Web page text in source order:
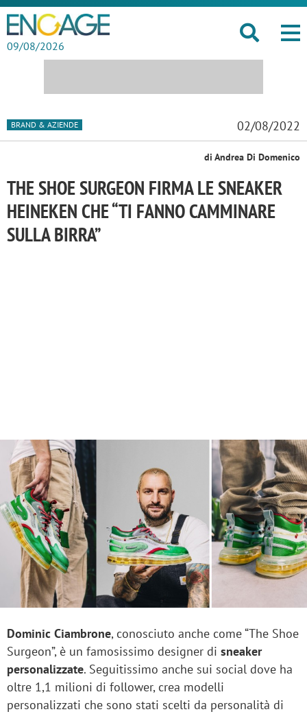
09/08/2026
BRAND & AZIENDE 02/08/2022
di Andrea Di Domenico
THE SHOE SURGEON FIRMA LE SNEAKER
HEINEKEN CHE “TI FANNO CAMMINARE
SULLA BIRRA”
Dominic Ciambrone, conosciuto anche come “The Shoe
Surgeon”, è un famosissimo designer di sneaker
personalizzate. Seguitissimo anche sui social dove ha
oltre 1,1 milioni di follower, crea modelli
personalizzati che sono stati scelti da personalità di